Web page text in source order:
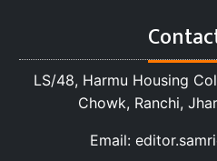
LS/48, Harmu Housing
Chowk, Ranchi,
Email: